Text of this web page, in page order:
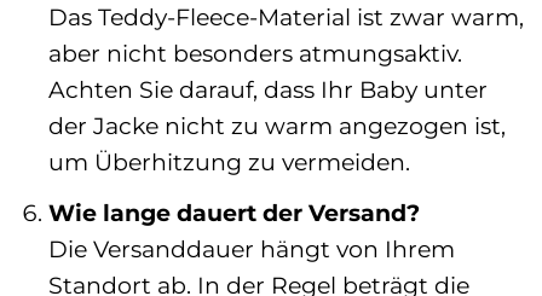
Das Teddy-Fleece-Material ist zwar warm,
aber nicht besonders atmungsaktiv.
Achten Sie darauf, dass Ihr Baby unter
der Jacke nicht zu warm angezogen ist,
um Überhitzung zu vermeiden.
Wie lange dauert der Versand?
Die Versanddauer hängt von Ihrem
Standort ab. In der Regel beträgt die